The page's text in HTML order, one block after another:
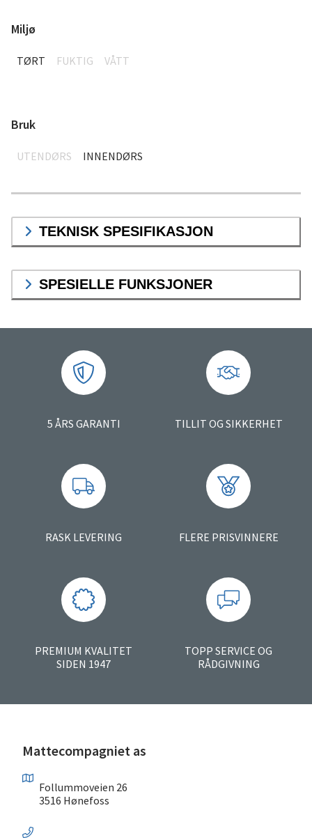
Miljø
TØRT FUKTIG VÅTT
Bruk
UTENDØRS INNENDØRS
TEKNISK SPESIFIKASJON
SPESIELLE FUNKSJONER
5 ÅRS GARANTI TILLIT OG SIKKERHET
RASK LEVERING FLERE PRISVINNERE
PREMIUM KVALITET
SIDEN 1947
TOPP SERVICE OG
RÅDGIVNING
Mattecompagniet as
Follummoveien 26
3516 Hønefoss